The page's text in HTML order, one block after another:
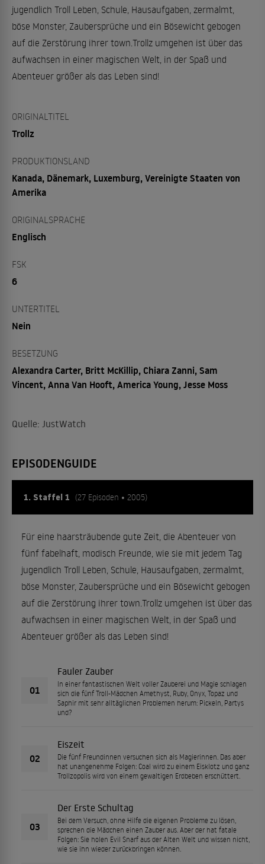
jugendlich Troll Leben, Schule, Hausaufgaben, zermalmt,
böse Monster, Zaubersprüche und ein Bösewicht gebogen
auf die Zerstörung ihrer town.Trollz umgehen ist über das
aufwachsen in einer magischen Welt, in der Spaß und
Abenteuer größer als das Leben sind!
ORIGINALTITEL
Trollz
PRODUKTIONSLAND
Kanada, Dänemark, Luxemburg, Vereinigte Staaten von
Amerika
ORIGINALSPRACHE
Englisch
FSK
6
UNTERTITEL
Nein
BESETZUNG
Alexandra Carter, Britt McKillip, Chiara Zanni, Sam
Vincent, Anna Van Hooft, America Young, Jesse Moss
Quelle: JustWatch
EPISODENGUIDE
1. Staffel 1 (27 Episoden • 2005)
Für eine haarsträubende gute Zeit, die Abenteuer von
fünf fabelhaft, modisch Freunde, wie sie mit jedem Tag
jugendlich Troll Leben, Schule, Hausaufgaben, zermalmt,
böse Monster, Zaubersprüche und ein Bösewicht gebogen
auf die Zerstörung ihrer town.Trollz umgehen ist über das
aufwachsen in einer magischen Welt, in der Spaß und
Abenteuer größer als das Leben sind!
01
Fauler Zauber
In einer fantastischen Welt voller Zauberei und Magie schlagen
sich die fünf Troll-Mädchen Amethyst, Ruby, Onyx, Topaz und
Saphir mit sehr alltäglichen Problemen herum: Pickeln, Partys
und?
02
Eiszeit
Die fünf Freundinnen versuchen sich als Magierinnen. Das aber
hat unangenehme Folgen: Coal wird zu einem Eisklotz und ganz
Trollzopolis wird von einem gewaltigen Erdbeben erschüttert.
03
Der Erste Schultag
Bei dem Versuch, ohne Hilfe die eigenen Probleme zu lösen,
sprechen die Mädchen einen Zauber aus. Aber der hat fatale
Folgen: Sie holen Evil Snarf aus der Alten Welt und wissen nicht,
wie sie ihn wieder zurückbringen können.